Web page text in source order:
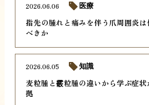
指先の腫れと痛みを伴う爪周囲炎は
べきか
2026.06.06 医療
麦粒腫と霰粒腫の違いから学ぶ症
拠
2026.06.05 知識